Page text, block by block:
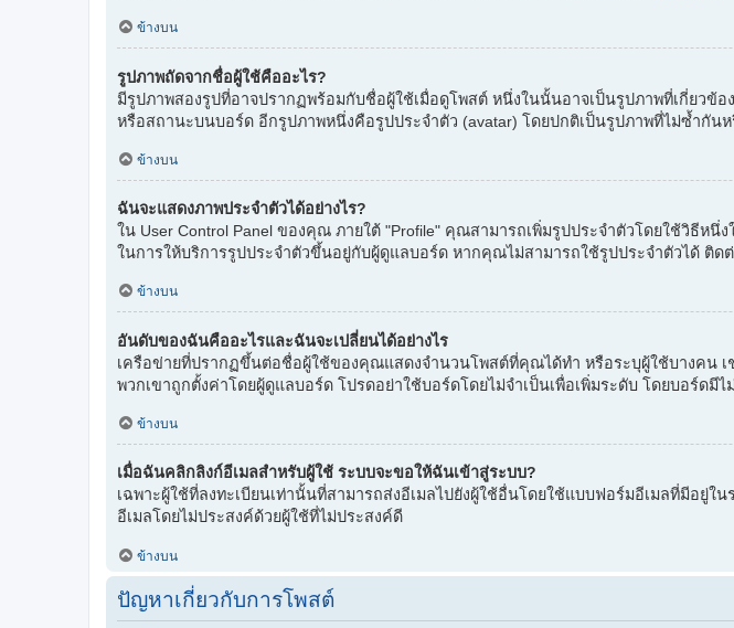
ข้างบน
รูปภาพถัดจากชื่อผู้ใช้คืออะไร?
มีรูปภาพสองรูปที่อาจปรากฏพร้อมกับชื่อผู้ใช้เมื่อดูโพสต์ หนึ่งในนั้นอาจเป็นรูปภาพที่เกี่ยว
หรือสถานะบนบอร์ด อีกรูปภาพหนึ่งคือรูปประจำตัว (avatar) โดยปกติเป็นรูปภาพที่ไม่ซ้ำกัน
ข้างบน
ฉันจะแสดงภาพประจำตัวได้อย่างไร?
ใน User Control Panel ของคุณ ภายใต้ "Profile" คุณสามารถเพิ่มรูปประจำตัวโดยใช้วิธีหนึ่
ในการให้บริการรูปประจำตัวขึ้นอยู่กับผู้ดูแลบอร์ด หากคุณไม่สามารถใช้รูปประจำตัวได้ ติด
ข้างบน
อันดับของฉันคืออะไรและฉันจะเปลี่ยนได้อย่างไร
เครือข่ายที่ปรากฏขึ้นต่อชื่อผู้ใช้ของคุณแสดงจำนวนโพสต์ที่คุณได้ทำ หรือระบุผู้ใช้บางคน
พวกเขาถูกตั้งค่าโดยผู้ดูแลบอร์ด โปรดอย่าใช้บอร์ดโดยไม่จำเป็นเพื่อเพิ่มระดับ โดยบอร์
ข้างบน
เมื่อฉันคลิกลิงก์อีเมลสำหรับผู้ใช้ ระบบจะขอให้ฉันเข้าสู่ระบบ?
เฉพาะผู้ใช้ที่ลงทะเบียนเท่านั้นที่สามารถส่งอีเมลไปยังผู้ใช้อื่นโดยใช้แบบฟอร์มอีเมลที่มีอ
อีเมลโดยไม่ประสงค์ด้วยผู้ใช้ที่ไม่ประสงค์ดี
ข้างบน
ปัญหาเกี่ยวกับการโพสต์